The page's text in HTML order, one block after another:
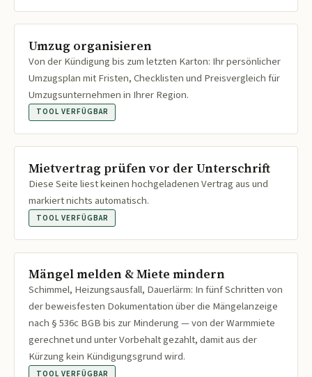
Umzug organisieren
Von der Kündigung bis zum letzten Karton: Ihr persönlicher
Umzugsplan mit Fristen, Checklisten und Preisvergleich für
Umzugsunternehmen in Ihrer Region.
TOOL VERFÜGBAR
Mietvertrag prüfen vor der Unterschrift
Diese Seite liest keinen hochgeladenen Vertrag aus und
markiert nichts automatisch.
TOOL VERFÜGBAR
Mängel melden & Miete mindern
Schimmel, Heizungsausfall, Dauerlärm: In fünf Schritten von
der beweisfesten Dokumentation über die Mängelanzeige
nach § 536c BGB bis zur Minderung — von der Warmmiete
gerechnet und unter Vorbehalt gezahlt, damit aus der
Kürzung kein Kündigungsgrund wird.
TOOL VERFÜGBAR